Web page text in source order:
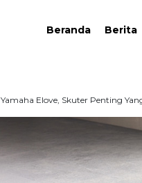
Beranda Berita
Yamaha Elove, Skuter Penting